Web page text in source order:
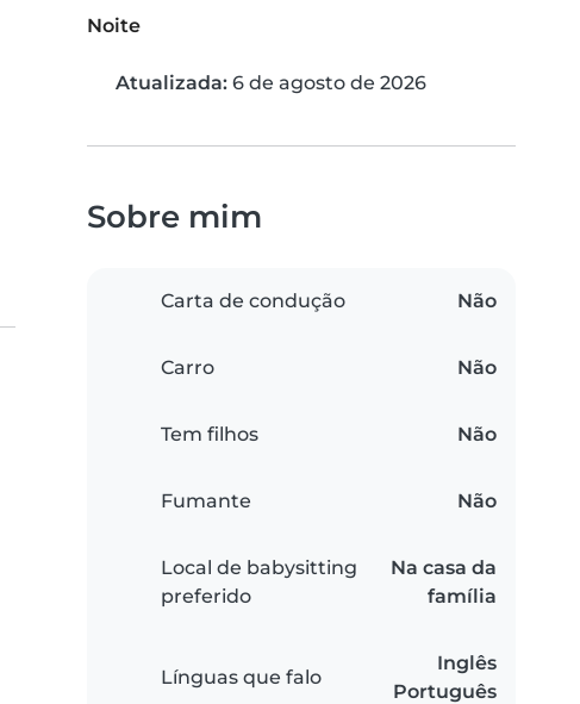
Noite
Atualizada: 6 de agosto de 2026
Sobre mim
Carta de condução Não
Carro Não
Tem filhos Não
Fumante Não
Local de babysitting
preferido
Na casa da
família
Línguas que falo
Inglês
Português